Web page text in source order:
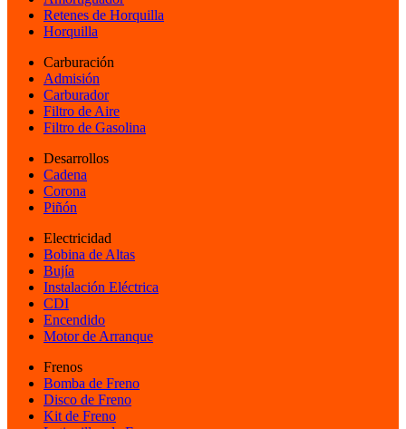
Retenes de Horquilla
Horquilla
Carburación
Admisión
Carburador
Filtro de Aire
Filtro de Gasolina
Desarrollos
Cadena
Corona
Piñón
Electricidad
Bobina de Altas
Bujía
Instalación Eléctrica
CDI
Encendido
Motor de Arranque
Frenos
Bomba de Freno
Disco de Freno
Kit de Freno